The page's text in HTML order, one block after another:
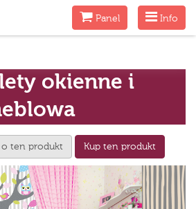
Menu
Info
MenuPanel
okienne i
ten produkt Kup ten produkt